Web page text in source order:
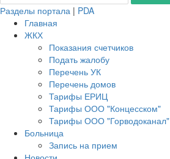
Разделы портала | PDA
Главная
ЖКХ
Показания счетчиков
Подать жалобу
Перечень УК
Перечень домов
Тарифы ЕРИЦ
Тарифы ООО "Концесском"
Тарифы ООО "Горводоканал"
Больница
Запись на прием